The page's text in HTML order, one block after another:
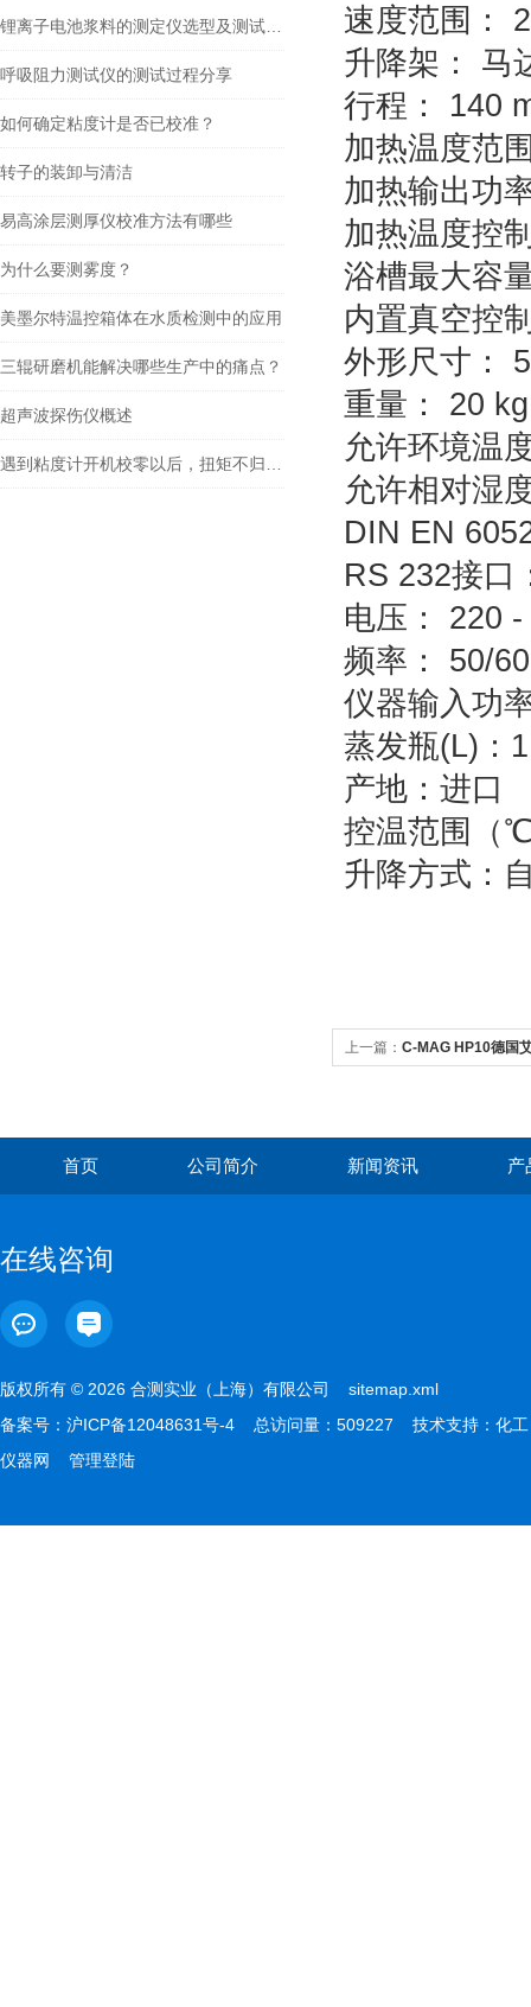
呼吸阻力测试仪的测试过程分享
如何确定粘度计是否已校准？
转子的装卸与清洁
易高涂层测厚仪校准方法有哪些
为什么要测雾度？
美墨尔特温控箱体在水质检测中的应用
三辊研磨机能解决哪些生产中的痛点？
超声波探伤仪概述
速度范围：
升降架： 马
行程： 140
加热温度范
加热输出功
加热温度控
浴槽最大容
内置真空控
外形尺寸：
重量： 20 kg
允许环境温
允许相对湿
DIN EN
RS 232接口
电压： 220
频率： 50/
仪器输入功
蒸发瓶(L)：1
产地：进口
控温范围（
升降方式：
上一篇： C-MAG HP10德国
首页 公司简介 新闻资讯 产
在线咨询
版权所有 © 2026 合测实业（上海）有限公司 sitemap.xml
备案号： 沪ICP备12048631号-4 总访问量：509227 技术支持： 化工
仪器网
管理登陆